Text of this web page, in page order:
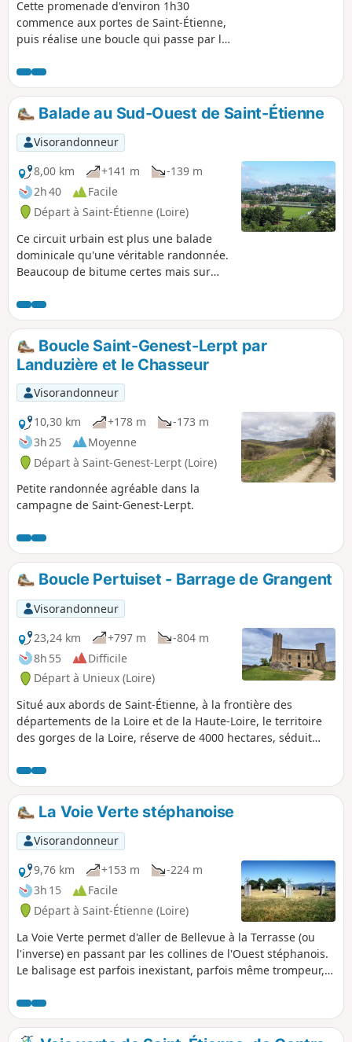
Cette promenade d'environ 1h30
commence aux portes de Saint-Étienne,
puis réalise une boucle qui passe par le
Balade au Sud-Ouest de Saint-Étienne
Visorandonneur
8,00 km
+141 m
-139 m
2h 40
Facile
Départ à Saint-Étienne (Loire)
Ce circuit urbain est plus une balade
dominicale qu'une véritable randonnée.
Beaucoup de bitume certes mais sur
de découvrir la campagne aux portes de
la ville et d'avoir de beaux points de vue
sur l'agglomération stéphanoise.
Boucle Saint-Genest-Lerpt par
Landuzière et le Chasseur
Visorandonneur
10,30 km
+178 m
-173 m
3h 25
Moyenne
Départ à Saint-Genest-Lerpt (Loire)
Petite randonnée agréable dans la
campagne de Saint-Genest-Lerpt.
Boucle Pertuiset - Barrage de Grangent
Visorandonneur
23,24 km
+797 m
-804 m
8h 55
Difficile
Départ à Unieux (Loire)
Situé aux abords de Saint-Étienne, à la frontière des
départements de la Loire et de la Haute-Loire, le territoire
des gorges de la Loire, réserve de 4000 hectares, séduit
remarquables, ses éperons rocheux, son très beau lac de
Grangent, mais aussi ses châteaux médiévaux et ses
villages typiques.
La Voie Verte stéphanoise
Visorandonneur
9,76 km
+153 m
-224 m
3h 15
Facile
Départ à Saint-Étienne (Loire)
La Voie Verte permet d'aller de Bellevue à la Terrasse (ou
l'inverse) en passant par les collines de l'Ouest stéphanois.
Le balisage est parfois inexistant, parfois même trompeur,
proposition de cette balade avec un descriptif détaillé. Il est
possible de la scinder en deux en s'arrêtant au niveau du
Puits Couriot. La mise à jour itinéraire/descriptif du 16 août